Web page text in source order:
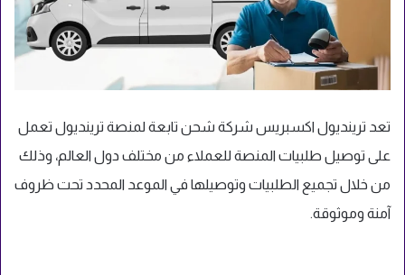
تعد ترينديول اكسبريس شركة شحن تابعة لمنصة ترينديول تعمل
على توصيل طلبيات المنصة للعملاء من مختلف دول العالم، وذلك
من خلال تجميع الطلبيات وتوصيلها في الموعد المحدد تحت ظروف
آمنة وموثوقة.